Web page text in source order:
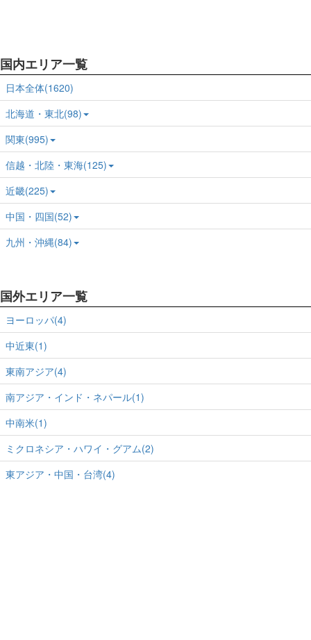
国内エリア一覧
日本全体(1620)
北海道・東北(98)
関東(995)
信越・北陸・東海(125)
近畿(225)
中国・四国(52)
九州・沖縄(84)
国外エリア一覧
ヨーロッパ(4)
中近東(1)
東南アジア(4)
南アジア・インド・ネパール(1)
中南米(1)
ミクロネシア・ハワイ・グアム(2)
東アジア・中国・台湾(4)